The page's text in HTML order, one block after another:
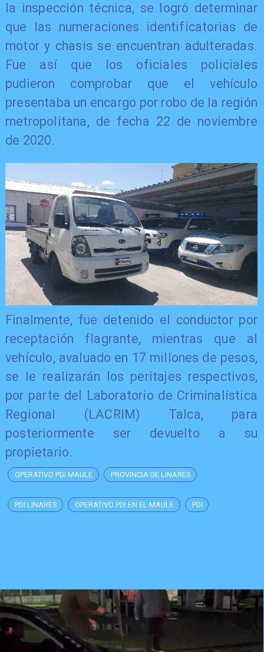
la inspección técnica, se logró determinar
que las numeraciones identificatorias de
motor y chasis se encuentran adulteradas.
Fue así que los oficiales policiales
pudieron comprobar que el vehículo
presentaba un encargo por robo de la región
metropolitana, de fecha 22 de noviembre
de 2020.
​Finalmente, fue detenido el conductor por
receptación flagrante, mientras que al
vehículo, avaluado en 17 millones de pesos,
se le realizarán los peritajes respectivos,
por parte del Laboratorio de Criminalística
Regional (LACRIM) Talca, para
posteriormente ser devuelto a su
propietario.
OPERATIVO PDI MAULE PROVINCIA DE LINARES
PDI LINARES OPERATIVO PDI EN EL MAULE PDI